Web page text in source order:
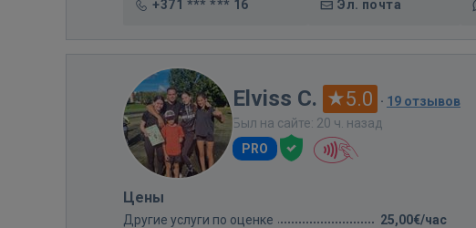
+371 *** *** 16 Эл. почта
Elviss C. 5.0 · 19 отзывов
Был на сайте: 20 ч. назад
PRO
Цены
Другие услуги по оценке 25,00€/час